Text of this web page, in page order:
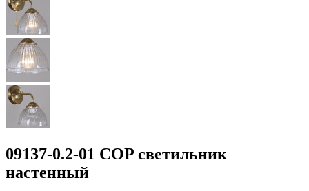
09137-0.2-01 COP светильник
настенный